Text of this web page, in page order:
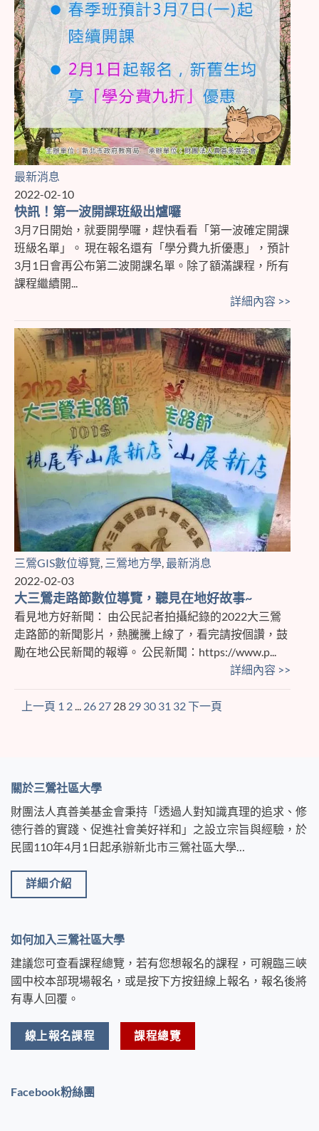
最新消息
2022-02-10
快訊！第一波開課班級出爐囉
3月7日開始，就要開學囉，趕快看看「第一波確定開課
班級名單」。 現在報名還有「學分費九折優惠」，預計
3月1日會再公布第二波開課名單。除了額滿課程，所有
課程繼續開...
詳細內容 >>
三鶯GIS數位導覽, 三鶯地方學, 最新消息
2022-02-03
大三鶯走路節數位導覽，聽見在地好故事~
看見地方好新聞： 由公民記者拍攝紀錄的2022大三鶯
走路節的新聞影片，熱騰騰上線了，看完請按個讚，鼓
勵在地公民新聞的報導。 公民新聞：https://www.p...
詳細內容 >>
上一頁 1 2... 26 27 28 29 30 31 32 下一頁
關於三鶯社區大學
財團法人真善美基金會秉持「透過人對知識真理的追求、修
德行善的實踐、促進社會美好祥和」之設立宗旨與經驗，於
民國110年4月1日起承辦新北市三鶯社區大學…
詳細介紹
如何加入三鶯社區大學
建議您可查看課程總覽，若有您想報名的課程，可親臨三峽
國中校本部現場報名，或是按下方按鈕線上報名，報名後將
有專人回覆。
線上報名課程 課程總覽
Facebook粉絲團